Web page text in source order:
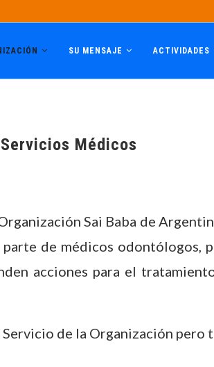
SU MENSAJE ACTIVIDADES
Médicos
Sai Baba de
de médicos odontólogos,
acciones para el
de la Organización pero